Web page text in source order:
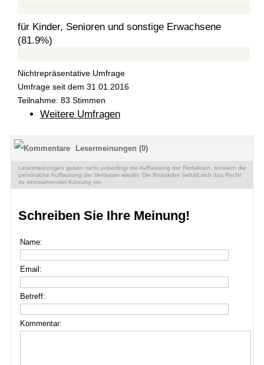
für Kinder, Senioren und sonstige Erwachsene
(81.9%)
Nichtrepräsentative Umfrage
Umfrage seit dem 31.01.2016
Teilnahme: 83 Stimmen
Weitere Umfragen
Lesermeinungen (0)
Lesermeinungen geben nicht unbedingt die Auffassung der Redaktion, sondern die
persönliche Auffassung der Verfasser wieder. Die Redaktion behält sich das Recht
zu sinnwahrender Kürzung vor.
Schreiben Sie Ihre Meinung!
Name:
Email:
Betreff:
Kommentar: